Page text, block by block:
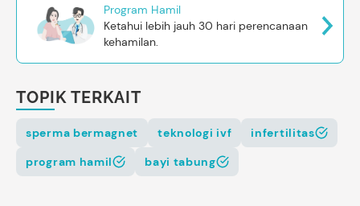
Program Hamil
Ketahui lebih jauh 30 hari perencanaan
kehamilan.
TOPIK TERKAIT
sperma bermagnet teknologi ivf
infertilitas
program hamil
bayi tabung